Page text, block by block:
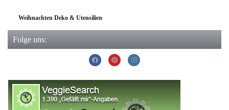
Weihnachten Deko & Utensilien
Folge uns: